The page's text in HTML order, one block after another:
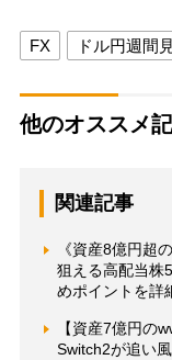
FX ドル円週間
他のオススメ
関連記事
《資産8億円超
狙える高配当
めポイントを詳
【資産7億円の
Switch2が追い